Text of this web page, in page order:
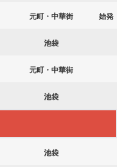
元町・中華街 始発
池袋
元町・中華街
池袋
池袋